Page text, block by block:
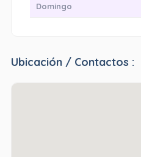
Domingo
Ubicación / Contactos :